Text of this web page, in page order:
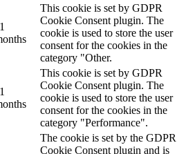
This cookie is set by GDPR
Cookie Consent plugin. The
cookie is used to store the user
consent for the cookies in the
category "Other.
This cookie is set by GDPR
Cookie Consent plugin. The
cookie is used to store the user
consent for the cookies in the
category "Performance".
The cookie is set by the GDPR
Cookie Consent plugin and is